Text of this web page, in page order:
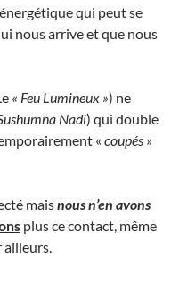
qui peut se
nous arrive et que nous
« Feu Lumineux ») ne
Nadi) qui double
« coupés »
maisnous n’en avons
plus ce contact, même